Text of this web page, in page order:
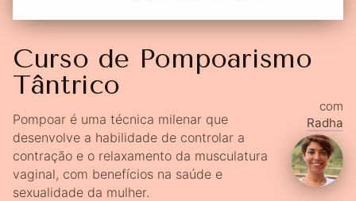
Curso de Pompoarismo
Tântrico
com
Radha
Pompoar é uma técnica milenar que
desenvolve a habilidade de controlar a
contração e o relaxamento da musculatura
vaginal, com benefícios na saúde e
sexualidade da mulher.